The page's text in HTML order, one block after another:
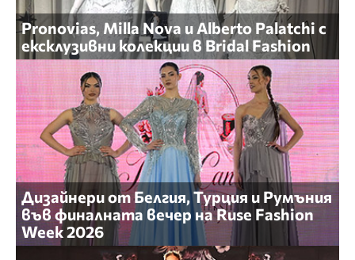
Pronovias, Milla Nova и Alberto Palatchi с
ексклузивни колекции в Bridal Fashion
Дизайнери от Белгия, Турция и Румъния
във финалната вечер на Ruse Fashion
Week 2026